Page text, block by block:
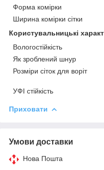
Форма комірки
Ширина комірки сітки
Користувальницькі
Вологостійкість
Як зроблений шнур
Розміри сіток для воріт
УФІ стійкість
Приховати
Умови доставки
Нова Пошта